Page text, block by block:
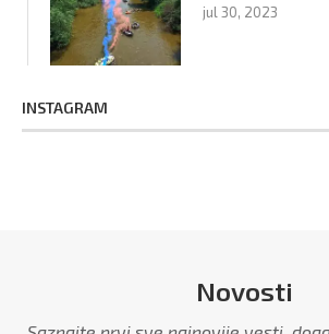
jul 30, 2023
INSTAGRAM
Novosti